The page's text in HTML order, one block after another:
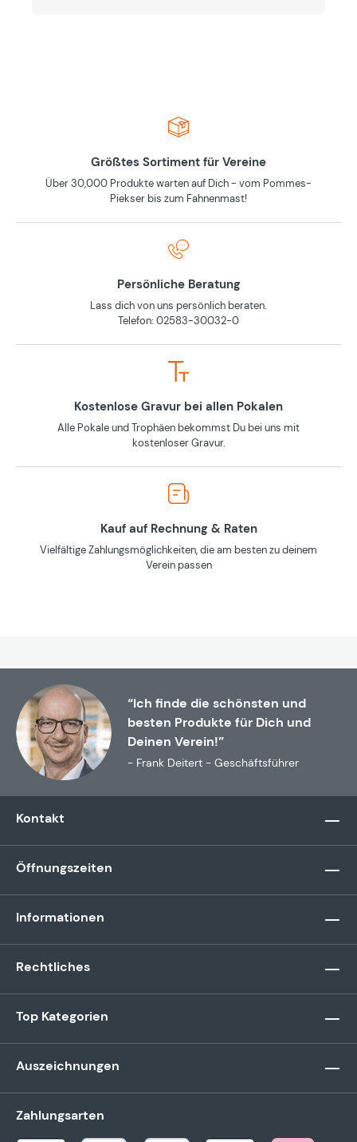
Größtes Sortiment für Vereine
Über 30,000 Produkte warten auf Dich - vom Pommes-
Piekser bis zum Fahnenmast!
Persönliche Beratung
Lass dich von uns persönlich beraten.
Telefon: 02583-30032-0
Kostenlose Gravur bei allen Pokalen
Alle Pokale und Trophäen bekommst Du bei uns mit
kostenloser Gravur.
Kauf auf Rechnung & Raten
Vielfältige Zahlungsmöglichkeiten, die am besten zu deinem
Verein passen
“Ich finde die schönsten und
besten Produkte für Dich und
Deinen Verein!”
- Frank Deitert - Geschäftsführer
Kontakt
Öffnungszeiten
Informationen
Rechtliches
Top Kategorien
Auszeichnungen
Zahlungsarten